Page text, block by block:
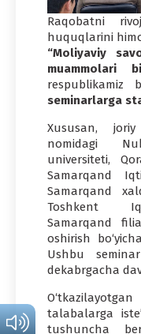
Raqobatni
huquqlarini
“Moliyaviy
muammolari
respublikamiz
seminarlarga
Xususan,
nomidagi
universiteti,
Samarqand
Samarqand
Toshkent
Samarqand
oshirish
Ushbu
dekabrgacha
talabalarga
tushuncha